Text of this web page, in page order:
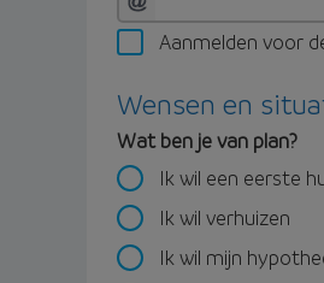
Aanmelden voor
Wensen en
Wat ben je van plan?
Ik wil een eerste
Ik wil verhuizen
Ik wil mijn